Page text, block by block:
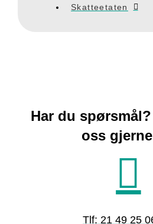
Skatteetaten
Har du
oss
Tlf: 21 49 25